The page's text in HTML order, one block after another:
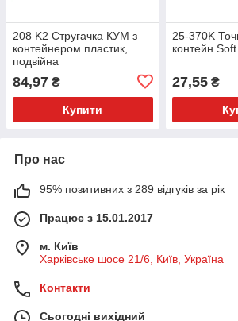
208 K2 Стругачка КУМ з
контейнером пластик,
подвійна
84,97 ₴
Купити
25-370K
контейн.Soft
27,55₴
Про нас
95% позитивних з 289 відгуків за рік
Працює з 15.01.2017
м. Київ
Харківське шосе 21/6, Київ, Україна
Контакти
Сьогодні вихідний